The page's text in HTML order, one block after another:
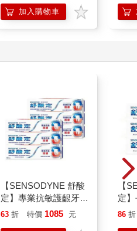
加入購物車
【SENSODYNE 舒酸
定】專業抗敏護齦牙
膏-經典配方100gx6入
63 折 特價 1085 元
【
定
涼薄
86 折